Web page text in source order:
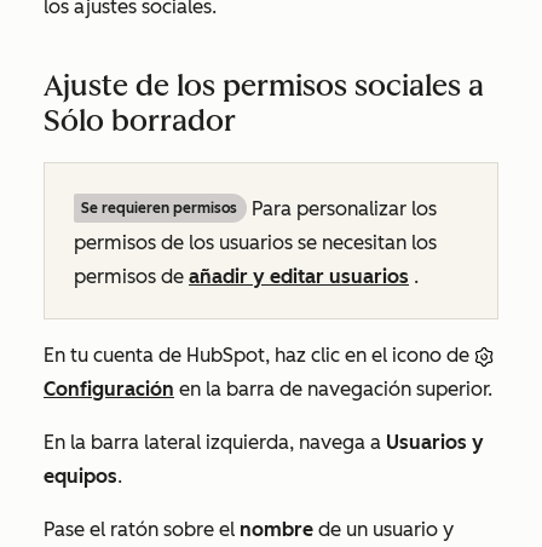
los ajustes sociales.
Ajuste de los permisos sociales a
Sólo borrador
Se requieren permisos
Para personalizar los
permisos de los usuarios se necesitan los
permisos de añadir y editar usuarios .
En tu cuenta de HubSpot, haz clic en el icono de
Configuración en la barra de navegación superior.
En la barra lateral izquierda, navega a Usuarios y
equipos.
Pase el ratón sobre el nombre de un usuario y